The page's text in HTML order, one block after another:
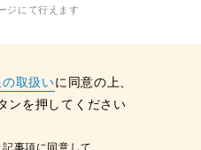
ジにて行えます
取扱いに同意の上、
ンを押してください
事項に同意して